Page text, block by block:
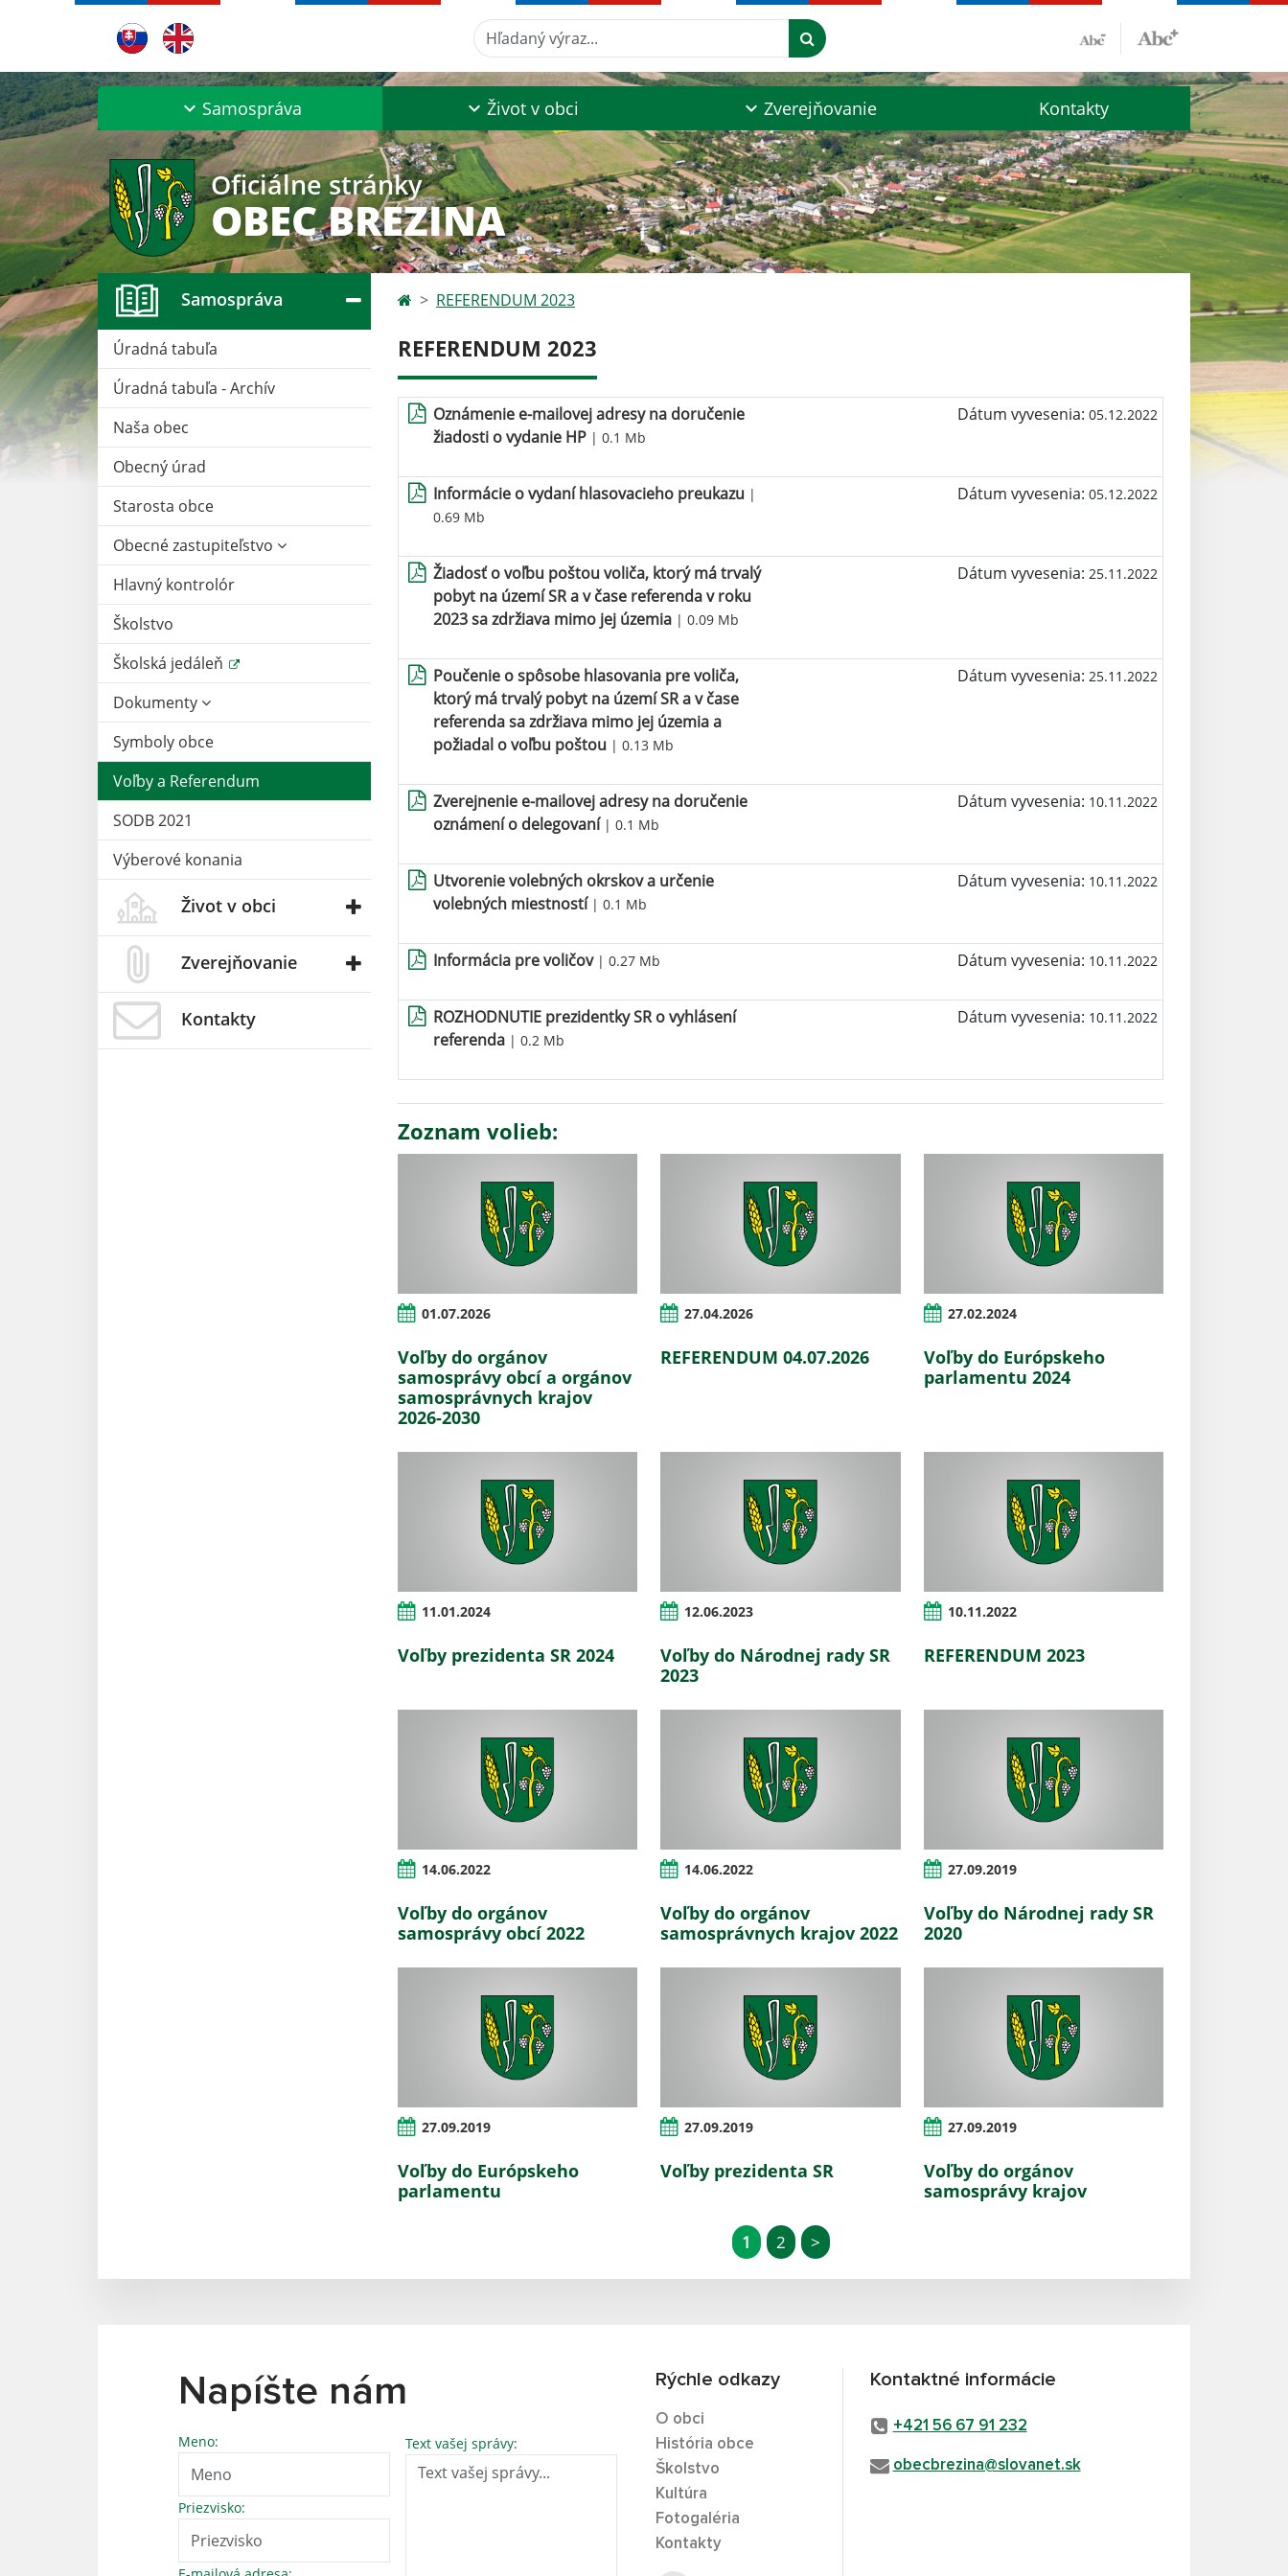
Hľadaný výraz...
Samospráva Život v obci Zverejňovanie Kontakty
Oficiálne stránky
OBEC BREZINA
Samospráva
Úradná tabuľa
Úradná tabuľa - Archív
Naša obec
Obecný úrad
Starosta obce
Obecné zastupiteľstvo
Hlavný kontrolór
Školstvo
Školská jedáleň
Dokumenty
Symboly obce
Voľby a Referendum
SODB 2021
Výberové konania
Život v obci
Zverejňovanie
Kontakty
REFERENDUM 2023
REFERENDUM 2023
Oznámenie e-mailovej adresy na doručenie
žiadosti o vydanie HP | 0.1 Mb
Dátum vyvesenia: 05.12.2022
Informácie o vydaní hlasovacieho preukazu |
0.69 Mb
Dátum vyvesenia: 05.12.2022
Žiadosť o voľbu poštou voliča, ktorý má trvalý
pobyt na území SR a v čase referenda v roku
2023 sa zdržiava mimo jej územia | 0.09 Mb
Dátum vyvesenia: 25.11.2022
Poučenie o spôsobe hlasovania pre voliča,
ktorý má trvalý pobyt na území SR a v čase
referenda sa zdržiava mimo jej územia a
požiadal o voľbu poštou | 0.13 Mb
Dátum vyvesenia: 25.11.2022
Zverejnenie e-mailovej adresy na doručenie
oznámení o delegovaní| 0.1 Mb
Dátum vyvesenia: 10.11.2022
Utvorenie volebných okrskov a určenie
volebných miestností| 0.1 Mb
Dátum vyvesenia: 10.11.2022
Informácia pre voličov| 0.27 Mb Dátum vyvesenia: 10.11.2022
ROZHODNUTIE prezidentky SR o vyhlásení
referenda | 0.2 Mb
Dátum vyvesenia: 10.11.2022
Zoznam volieb:
01.07.2026
Voľby do orgánov
samosprávy obcí a orgánov
samosprávnych krajov
2026-2030
27.04.2026
REFERENDUM 04.07.2026
27.02.2024
Voľby do Európskeho
parlamentu 2024
11.01.2024
Voľby prezidenta SR 2024
12.06.2023
Voľby do Národnej rady SR
2023
10.11.2022
REFERENDUM 2023
14.06.2022
Voľby do orgánov
samosprávy obcí 2022
14.06.2022
Voľby do orgánov
samosprávnych krajov 2022
27.09.2019
Voľby do Národnej rady SR
2020
27.09.2019
Voľby do Európskeho
parlamentu
27.09.2019
Voľby prezidenta SR
27.09.2019
Voľby do orgánov
samosprávy krajov
1 2 >
Napíšte nám
Meno:
Priezvisko:
Text vašej správy:
Rýchle odkazy
O obci
História obce
Školstvo
Kultúra
Fotogaléria
Kontakty
Kontaktné informácie
+421 56 67 91 232
obecbrezina@slovanet.sk